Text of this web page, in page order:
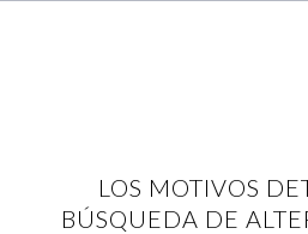
LOS MOTIVOS
BÚSQUEDA DE